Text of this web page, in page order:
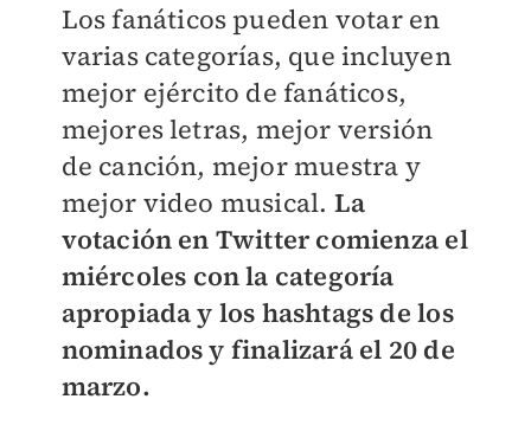
Los fanáticos pueden votar en
varias categorías, que incluyen
mejor ejército de fanáticos,
mejores letras, mejor versión
de canción, mejor muestra y
mejor video musical. La
votación en Twitter comienza el
miércoles con la categoría
apropiada y los hashtags de los
nominados y finalizará el 20 de
marzo.